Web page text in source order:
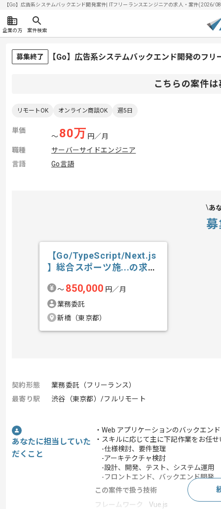
【Go】広告系システムバックエンド開発案件| ITフリーランスエンジニアの求人・案件(2026/
企業の方 案件検索
募集終了 【Go】広告系システムバックエンド開発のフ
こちらの案件
リモートOK オンライン商談OK 週5日
単価
〜80万 円／月
職種
サーバーサイドエンジニア
言語
Go言語
あ
【Go/TypeScript/Next.js
】総合スポーツ施...の求
〜 850,000 円／月
業務委託
新橋（東京都）
契約形態
業務委託（フリーランス）
最寄り駅
渋谷（東京都）/フルリモート
あなたに担当していた
だくこと
・Web アプリケーションのバックエン
・スキルに応じて主に下記作業をお任
-仕様検討、要件整理
-アーキテクチャ検討
-設計、開発、テスト、システム運用
-フロントエンド、バックエンド開発
この案件で扱う技術
フレームワーク
Vue.js